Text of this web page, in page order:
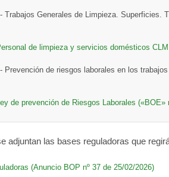
Trabajos Generales de Limpieza. Superficies.
de limpieza y servicios domésticos CLM
Prevención de riesgos laborales en los
de prevención de Riesgos Laborales
adjuntan las bases reguladoras que
(Anuncio BOP nº 37 de 25/02/2026)